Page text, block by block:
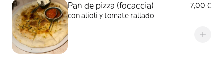
Pan de pizza (focaccia)
7,00 €
con alioli y tomate rallado